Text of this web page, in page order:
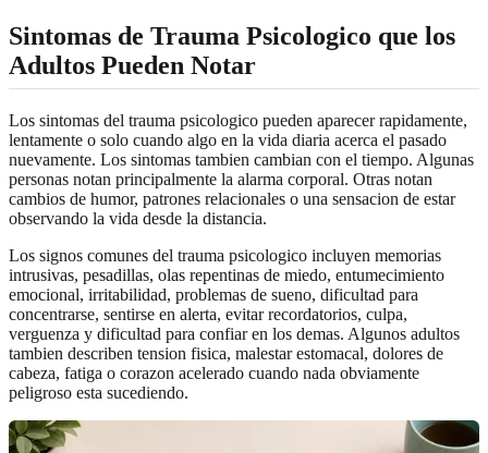
Sintomas de Trauma Psicologico que los
Adultos Pueden Notar
Los sintomas del trauma psicologico pueden aparecer rapidamente,
lentamente o solo cuando algo en la vida diaria acerca el pasado
nuevamente. Los sintomas tambien cambian con el tiempo. Algunas
personas notan principalmente la alarma corporal. Otras notan
cambios de humor, patrones relacionales o una sensacion de estar
observando la vida desde la distancia.
Los signos comunes del trauma psicologico incluyen memorias
intrusivas, pesadillas, olas repentinas de miedo, entumecimiento
emocional, irritabilidad, problemas de sueno, dificultad para
concentrarse, sentirse en alerta, evitar recordatorios, culpa,
verguenza y dificultad para confiar en los demas. Algunos adultos
tambien describen tension fisica, malestar estomacal, dolores de
cabeza, fatiga o corazon acelerado cuando nada obviamente
peligroso esta sucediendo.